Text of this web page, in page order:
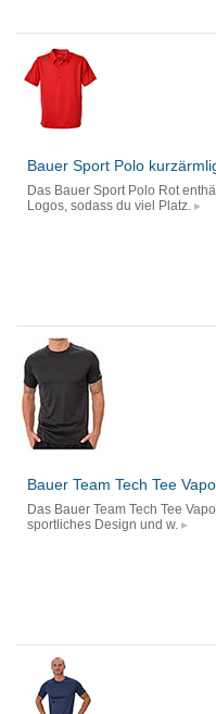
Bauer Sport Polo
Das Bauer Sport Polo Rot
Logos, sodass du viel Platz.
Bauer Team Tech Tee
Das Bauer Team Tech Tee
sportliches Design und w.